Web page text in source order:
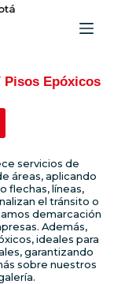
Pisos Epóxicos
servicios de
áreas, aplicando
flechas, líneas,
el tránsito o
demarcación
Además,
ideales para
garantizando
sobre nuestros